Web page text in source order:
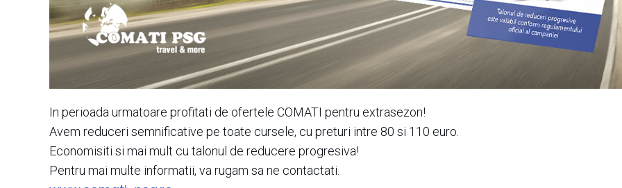
In perioada urmatoare profitati de ofertele COMATI pentru extrasezon!
Avem reduceri semnificative pe toate cursele, cu preturi intre 80 si 110 euro.
Economisiti si mai mult cu talonul de reducere progresiva!
Pentru mai multe informatii, va rugam sa ne contactati.